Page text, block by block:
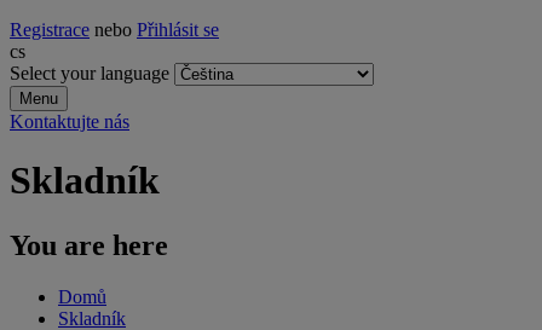
Registrace nebo Přihlásit se
cs
Select your language
Menu
Kontaktujte nás
Skladník
You are here
Domů
Skladník